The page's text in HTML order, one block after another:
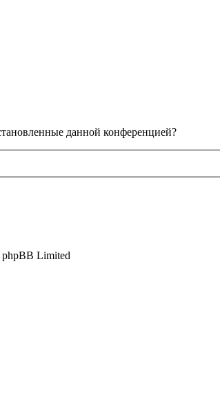
данной конференцией?
Limited